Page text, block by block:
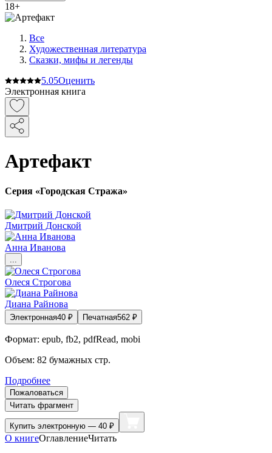
18+
Все
Художественная литература
Сказки, мифы и легенды
5.05Оценить
Электронная книга
Артефакт
Серия «Городская Стража»
Дмитрий Донской
Анна Иванова
...
Олеся Строгова
Диана Райнова
Электронная40 ₽ Печатная562 ₽
Формат: epub, fb2, pdfRead, mobi
Объем: 82 бумажных стр.
Подробнее
Пожаловаться
Читать фрагмент
Купить электронную — 40 ₽
О книгеОглавлениеЧитать